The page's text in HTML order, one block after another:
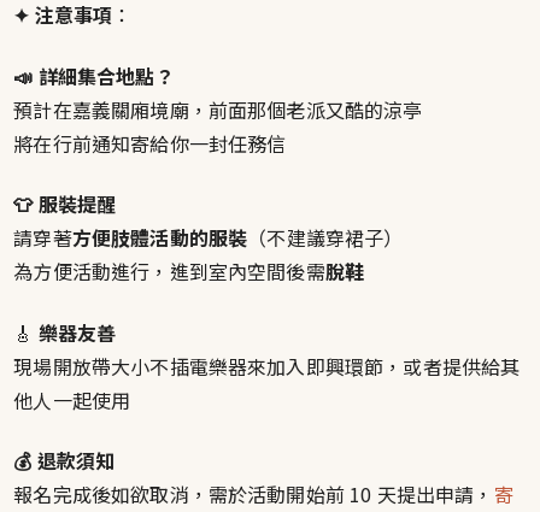
✦ 注意事項 ：
📣 詳細集合地點？
預計在嘉義關廂境廟，前面那個老派又酷的涼亭
將在行前通知寄給你一封任務信
👕 服裝提醒
請穿著方便肢體活動的服裝 （不建議穿裙子）
為方便活動進行，進到室內空間後需脫鞋
🎸 樂器友善
現場開放帶大小不插電樂器來加入即興環節，或者提供給其
他人一起使用
💰 退款須知
報名完成後如欲取消，需於活動開始前 10 天提出申請， 寄